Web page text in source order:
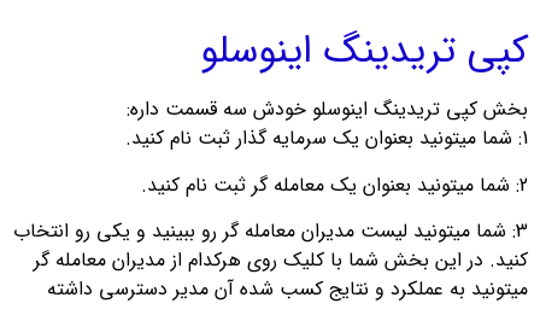
کپی تریدینگ اینوسلو
بخش کپی تریدینگ اینوسلو خودش سه قسمت داره:
1: شما میتونید بعنوان یک سرمایه گذار ثبت نام کنید.
2: شما میتونید بعنوان یک معامله گر ثبت نام کنید.
3: شما میتونید لیست مدیران معامله گر رو ببینید و یکی رو انتخاب
کنید. در این بخش شما با کلیک روی هرکدام از مدیران معامله گر
میتونید به عملکرد و نتایج کسب شده آن مدیر دسترسی داشته